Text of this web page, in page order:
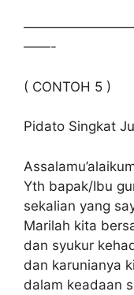
——-
( CONTOH 5 )
Pidato Singkat
Yth bapak/Ibu
sekalian yang
Marilah kita
dan syukur
dan karunianya
dalam keadaan